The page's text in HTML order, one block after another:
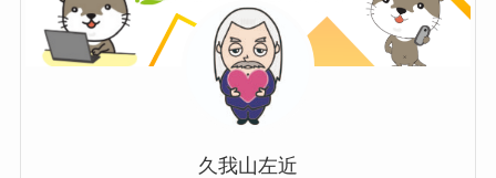
久我山左近